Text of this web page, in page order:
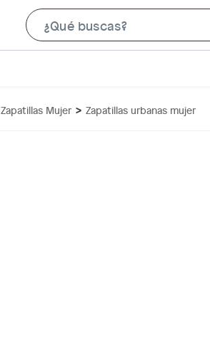
Zapatillas Mujer Zapatillas urbanas mujer